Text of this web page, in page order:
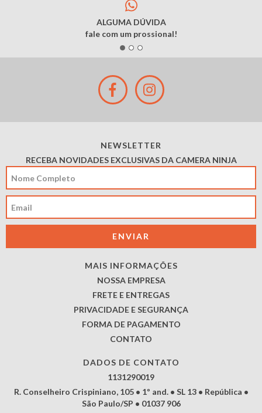
ALGUMA DÚVIDA
fale com um prossional!
NEWSLETTER
RECEBA NOVIDADES EXCLUSIVAS DA CAMERA NINJA
MAIS INFORMAÇÕES
NOSSA EMPRESA
FRETE E ENTREGAS
PRIVACIDADE E SEGURANÇA
FORMA DE PAGAMENTO
CONTATO
DADOS DE CONTATO
1131290019
R. Conselheiro Crispiniano, 105 • 1º and. • SL 13 • República •
São Paulo/SP • 01037 906